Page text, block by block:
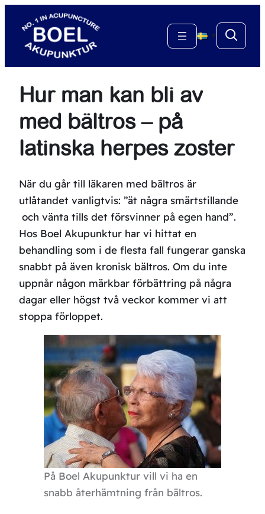
innehåll
▼
Hur man kan bli av
med bältros – på
latinska herpes zoster
När du går till läkaren med bältros är
utlåtandet vanligtvis: ”ät några smärtstillande
och vänta tills det försvinner på egen hand”.
Hos Boel Akupunktur har vi hittat en
behandling som i de flesta fall fungerar ganska
snabbt på även kronisk bältros. Om du inte
uppnår någon märkbar förbättring på några
dagar eller högst två veckor kommer vi att
stoppa förloppet.
På Boel Akupunktur vill vi ha en
snabb återhämtning från bältros.